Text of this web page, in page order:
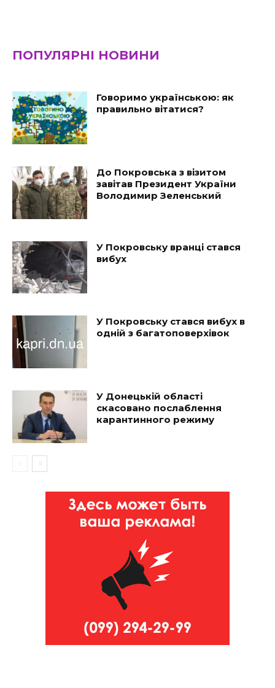
ПОПУЛЯРНІ НОВИНИ
Говоримо українською: як
правильно вітатися?
До Покровська з візитом
завітав Президент України
Володимир Зеленський
У Покровську вранці стався
вибух
У Покровську стався вибух в
одній з багатоповерхівок
У Донецькій області
скасовано послаблення
карантинного режиму